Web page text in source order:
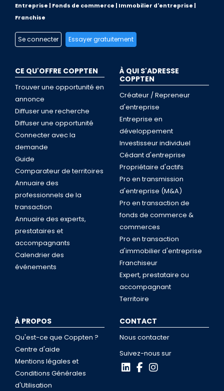
Entreprise | Fonds de commerce | Immobilier d'entreprise |
Franchise
Se connecter Essayer gratuitement
CE QU'OFFRE COPPTEN
Trouver une opportunité en
annonce
Diffuser une recherche
Diffuser une opportunité
Connecter avec la
demande
Guide
Comparateur de territoires
Annuaire des
professionnels de la
transaction
Annuaire des experts,
prestataires et
accompagnants
Calendrier des
événements
À QUI S'ADRESSE
COPPTEN
Créateur / Repreneur
d'entreprise
Entreprise en
développement
Investisseur individuel
Cédant d'entreprise
Propriétaire d'actifs
Pro en transmission
d'entreprise (M&A)
Pro en transaction de
fonds de commerce &
commerces
Pro en transaction
d'immobilier d'entreprise
Franchiseur
Expert, prestataire ou
accompagnant
Territoire
À PROPOS
Qu'est-ce que Coppten ?
Centre d'aide
Mentions légales et
Conditions Générales
d'Utilisation
CONTACT
Nous contacter
Suivez-nous sur